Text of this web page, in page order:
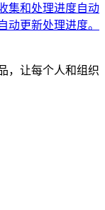
集和处理进度自动
动更新处理进度。
，让每个人和组织